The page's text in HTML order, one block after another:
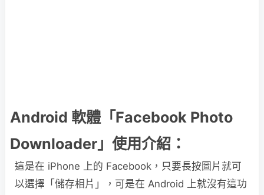
Android 軟體「Facebook Photo
Downloader」使用介紹：
這是在 iPhone 上的 Facebook，只要長按圖片就可
以選擇「儲存相片」，可是在 Android 上就沒有這功